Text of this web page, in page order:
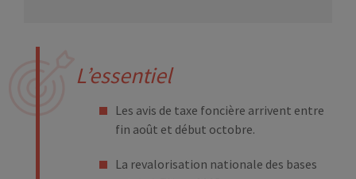
L’essentiel
Les avis de taxe foncière arrivent entre
fin août et début octobre.
La revalorisation nationale des bases